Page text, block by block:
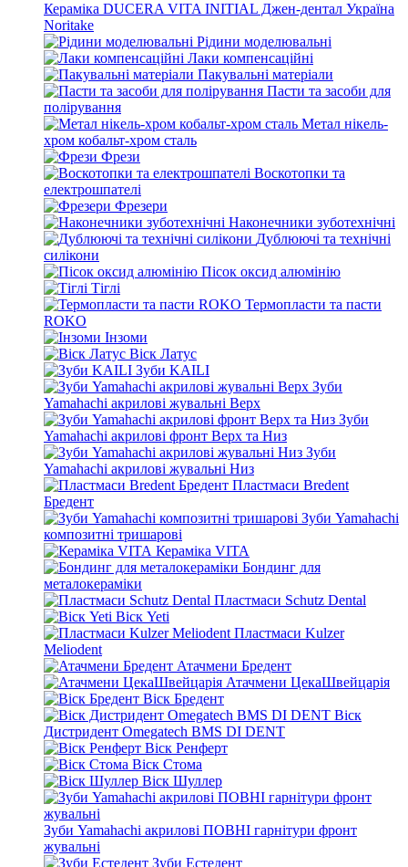
Кераміка DUCERA VITA INITIAL Джен-дентал Україна
Noritake
Рідини моделювальні
Лаки компенсаційні
Пакувальні матеріали
Пасти та засоби для
полірування
Метал нікель-
хром кобальт-хром сталь
Фрези
Воскотопки та
електрошпателі
Фрезери
Наконечники зуботехнічні
Дублюючі та технічні
силікони
Пісок оксид алюмінію
Тіглі
Термопласти та пасти
ROKO
Інзоми
Віск Латус
Зуби KAILI
Зуби
Yamahachi акрилові жувальні Верх
Зуби
Yamahachi акрилові фронт Верх та Низ
Зуби
Yamahachi акрилові жувальні Низ
Пластмаси Bredent
Бредент
Зуби Yamahachi
композитні тришарові
Кераміка VITA
Бондинг для
металокераміки
Пластмаси Schutz Dental
Віск Yeti
Пластмаси Kulzer
Meliodent
Атачмени Бредент
Атачмени ЦекаШвейцарія
Віск Бредент
Віск
Дистридент Omegatech BMS DI DENT
Віск Ренферт
Віск Стома
Віск Шуллер
Зуби Yamahachi акрилові ПОВНІ гарнітури фронт
жувальні
Зуби Естедент